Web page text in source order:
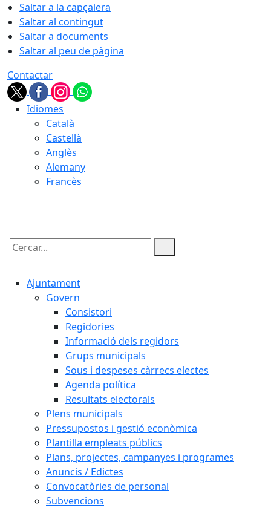
Saltar a la capçalera
Saltar al contingut
Saltar a documents
Saltar al peu de pàgina
Contactar
Idiomes
Català
Castellà
Anglès
Alemany
Francès
Cercar:
Ajuntament
Govern
Consistori
Regidories
Informació dels regidors
Grups municipals
Sous i despeses càrrecs electes
Agenda política
Resultats electorals
Plens municipals
Pressupostos i gestió econòmica
Plantilla empleats públics
Plans, projectes, campanyes i programes
Anuncis / Edictes
Convocatòries de personal
Subvencions